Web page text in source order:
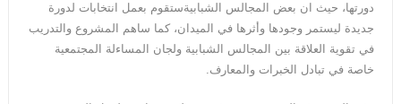
دورتها، حيث ان بعض المجالس الشبابيةستقوم بعمل انتخابات لدورة
جديدة ليستمر وجودها وأثرها في الميدان، كما ساهم المشروع والتدريب
في تقوية العلاقة بين المجالس الشبابية ولجان المساءلة المجتمعية
خاصة في تبادل الخبرات والمعارف.